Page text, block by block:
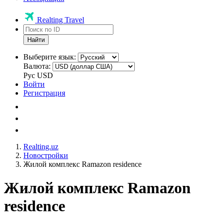
Realting Travel
Найти
Выберите язык:
Валюта:
Рус USD
Войти
Регистрация
Realting.uz
Новостройки
Жилой комплекс Ramazon residence
Жилой комплекс Ramazon
residence